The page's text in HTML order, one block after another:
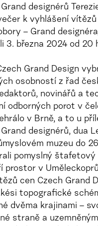
designérů
k vyhlášení
– Grand
3. března 2024 od 20
Grand Design
osobností z řad
novinářů a
odborných porot v
v Brně, a to u
designérů, dua
muzeu do
pomyslný
prostor v
cen Czech Grand
topografické
dvěma krajinami –
straně a